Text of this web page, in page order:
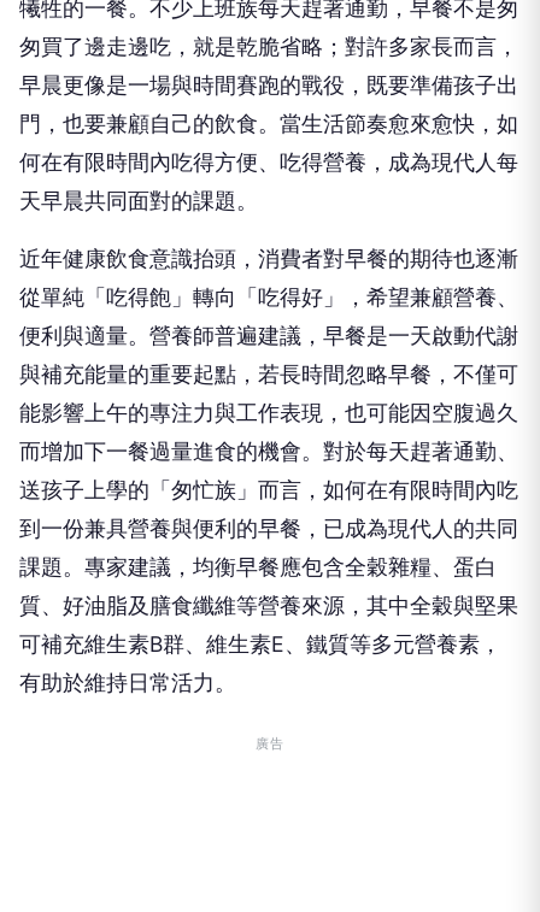
犧牲的一餐。不少上班族每天趕著通勤，早餐不是匆
匆買了邊走邊吃，就是乾脆省略；對許多家長而言，
早晨更像是一場與時間賽跑的戰役，既要準備孩子出
門，也要兼顧自己的飲食。當生活節奏愈來愈快，如
何在有限時間內吃得方便、吃得營養，成為現代人每
天早晨共同面對的課題。
近年健康飲食意識抬頭，消費者對早餐的期待也逐漸
從單純「吃得飽」轉向「吃得好」，希望兼顧營養、
便利與適量。營養師普遍建議，早餐是一天啟動代謝
與補充能量的重要起點，若長時間忽略早餐，不僅可
能影響上午的專注力與工作表現，也可能因空腹過久
而增加下一餐過量進食的機會。對於每天趕著通勤、
送孩子上學的「匆忙族」而言，如何在有限時間內吃
到一份兼具營養與便利的早餐，已成為現代人的共同
課題。專家建議，均衡早餐應包含全穀雜糧、蛋白
質、好油脂及膳食纖維等營養來源，其中全穀與堅果
可補充維生素B群、維生素E、鐵質等多元營養素，
有助於維持日常活力。
廣告